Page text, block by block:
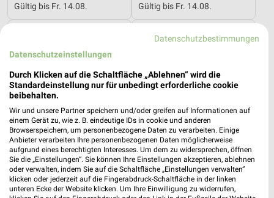
Gültig bis Fr. 14.08. Gültig bis Fr. 14.08.
XXXLutz
Datenschutzbestimmungen
Datenschutzeinstellungen
Durch Klicken auf die Schaltfläche „Ablehnen“ wird die
Standardeinstellung nur für unbedingt erforderliche cookie
beibehalten.
Wir und unsere Partner speichern und/oder greifen auf Informationen auf
einem Gerät zu, wie z. B. eindeutige IDs in cookie und anderen
Browserspeichern, um personenbezogene Daten zu verarbeiten. Einige
Anbieter verarbeiten Ihre personenbezogenen Daten möglicherweise
aufgrund eines berechtigten Interesses. Um dem zu widersprechen, öffnen
Sie die „Einstellungen“. Sie können Ihre Einstellungen akzeptieren, ablehnen
oder verwalten, indem Sie auf die Schaltfläche „Einstellungen verwalten“
klicken oder jederzeit auf die Fingerabdruck-Schaltfläche in der linken
unteren Ecke der Website klicken. Um Ihre Einwilligung zu widerrufen,